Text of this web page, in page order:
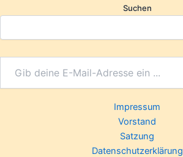
Suchen
Impressum
Vorstand
Satzung
Datenschutzerklärung